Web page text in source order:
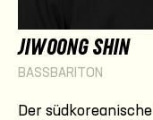
JIWOONG SHIN
BASSBARITON
Der